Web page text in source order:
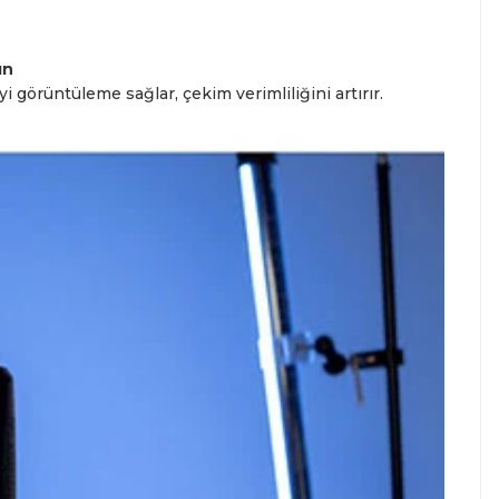
görüntüleme sağlar, çekim verimliliğini artırır.